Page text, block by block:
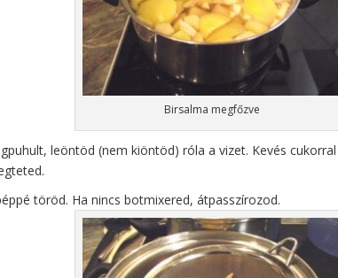
Birsalma megfőzve
leöntöd (nem kiöntöd) róla a vizet. Kevés
töröd. Ha nincs botmixered, átpasszírozod.